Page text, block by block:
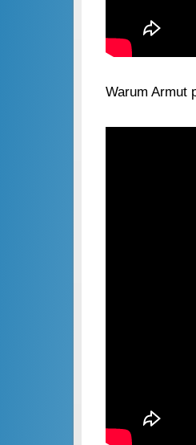
Warum Armut